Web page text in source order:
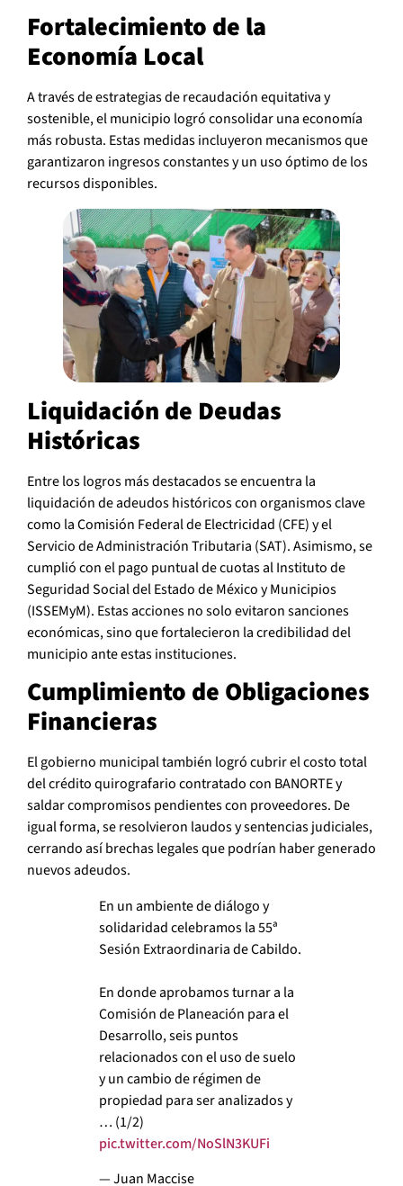
Fortalecimiento de la
Economía Local
A través de estrategias de recaudación equitativa y
sostenible, el municipio logró consolidar una economía
más robusta. Estas medidas incluyeron mecanismos que
garantizaron ingresos constantes y un uso óptimo de los
recursos disponibles.
Liquidación de Deudas
Históricas
Entre los logros más destacados se encuentra la
liquidación de adeudos históricos con organismos clave
como la Comisión Federal de Electricidad (CFE) y el
Servicio de Administración Tributaria (SAT). Asimismo, se
cumplió con el pago puntual de cuotas al Instituto de
Seguridad Social del Estado de México y Municipios
(ISSEMyM). Estas acciones no solo evitaron sanciones
económicas, sino que fortalecieron la credibilidad del
municipio ante estas instituciones.
Cumplimiento de Obligaciones
Financieras
El gobierno municipal también logró cubrir el costo total
del crédito quirografario contratado con BANORTE y
saldar compromisos pendientes con proveedores. De
igual forma, se resolvieron laudos y sentencias judiciales,
cerrando así brechas legales que podrían haber generado
nuevos adeudos.
En un ambiente de diálogo y
solidaridad celebramos la 55ª
Sesión Extraordinaria de Cabildo.
En donde aprobamos turnar a la
Comisión de Planeación para el
Desarrollo, seis puntos
relacionados con el uso de suelo
y un cambio de régimen de
propiedad para ser analizados y
… (1/2)
pic.twitter.com/NoSlN3KUFi
— Juan Maccise